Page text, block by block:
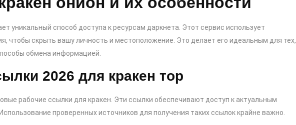
уникальный способ доступа к ресурсам даркнета. Этот сервис использует
чтобы скрыть вашу личность и местоположение. Это делает его идеальным для тех,
обмена информацией.
2026 для кракен тор
рабочие ссылки для кракен. Эти ссылки обеспечивают доступ к актуальным
проверенных источников для получения таких ссылок крайне важно.